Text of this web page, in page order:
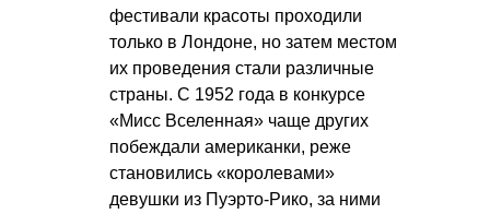
фестивали красоты проходили
только в Лондоне, но затем местом
их проведения стали различные
страны. С 1952 года в конкурсе
«Мисс Вселенная» чаще других
побеждали американки, реже
становились «королевами»
девушки из Пуэрто-Рико, за ними